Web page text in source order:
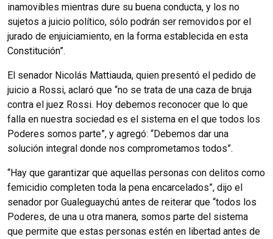
inamovibles mientras dure su buena conducta, y los no
sujetos a juicio político, sólo podrán ser removidos por el
jurado de enjuiciamiento, en la forma establecida en esta
Constitución”.
El senador Nicolás Mattiauda, quien presentó el pedido de
juicio a Rossi, aclaró que “no se trata de una caza de bruja
contra el juez Rossi. Hoy debemos reconocer que lo que
falla en nuestra sociedad es el sistema en el que todos los
Poderes somos parte”, y agregó: “Debemos dar una
solución integral donde nos comprometamos todos”.
“Hay que garantizar que aquellas personas con delitos como
femicidio completen toda la pena encarcelados”, dijo el
senador por Gualeguaychú antes de reiterar que “todos los
Poderes, de una u otra manera, somos parte del sistema
que permite que estas personas estén en libertad antes de